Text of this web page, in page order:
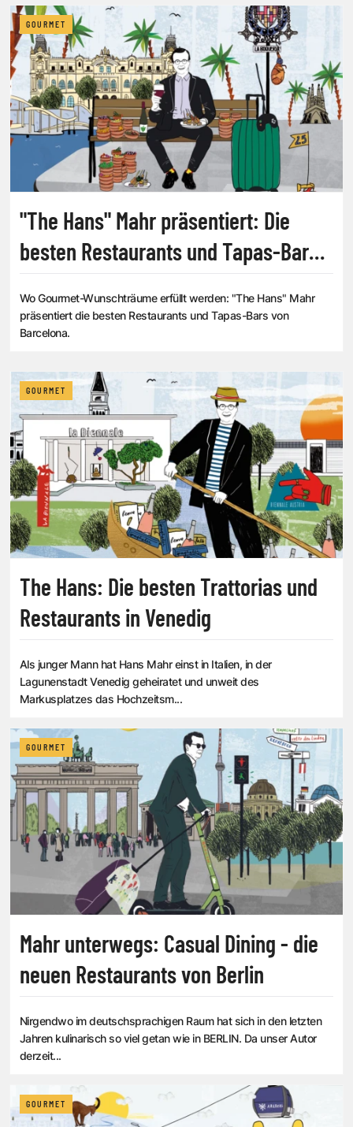
GOURMET
"The Hans" Mahr präsentiert: Die
besten Restaurants und Tapas-Bars
Wo Gourmet-Wunschträume erfüllt werden: "The Hans" Mahr
präsentiert die besten Restaurants und Tapas-Bars von
Barcelona.
GOURMET
The Hans: Die besten Trattorias und
Restaurants in Venedig
Als junger Mann hat Hans Mahr einst in Italien, in der
Lagunenstadt Venedig geheiratet und unweit des
Markusplatzes das Hochzeitsm...
GOURMET
Mahr unterwegs: Casual Dining - die
neuen Restaurants von Berlin
Nirgendwo im deutschsprachigen Raum hat sich in den letzten
Jahren kulinarisch so viel getan wie in BERLIN. Da unser Autor
derzeit...
GOURMET